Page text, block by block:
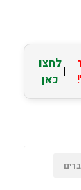
|לחצו
כאן